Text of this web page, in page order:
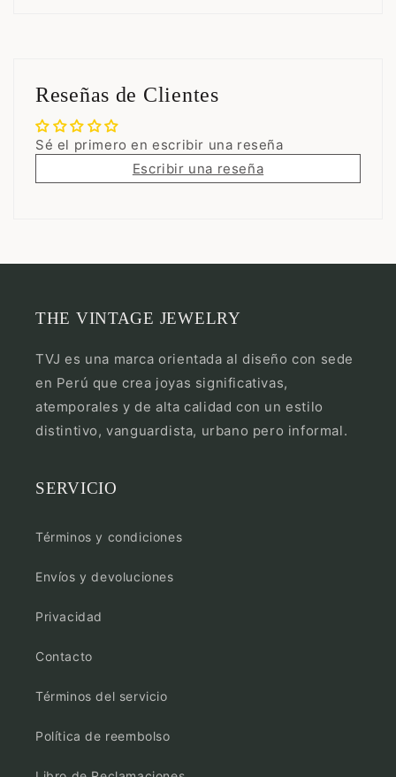
Reseñas de Clientes
Sé el primero en escribir una reseña
Escribir una reseña
THE VINTAGE JEWELRY
TVJ es una marca orientada al diseño con sede
en Perú que crea joyas significativas,
atemporales y de alta calidad con un estilo
distintivo, vanguardista, urbano pero informal.
SERVICIO
Términos y condiciones
Envíos y devoluciones
Privacidad
Contacto
Términos del servicio
Política de reembolso